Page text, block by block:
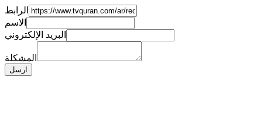
الرابط
الاسم
البريد الإلكتروني
المشكلة
ارسل